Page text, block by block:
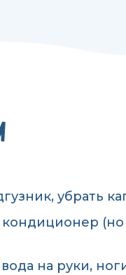
убрать
кондиционер
на руки,